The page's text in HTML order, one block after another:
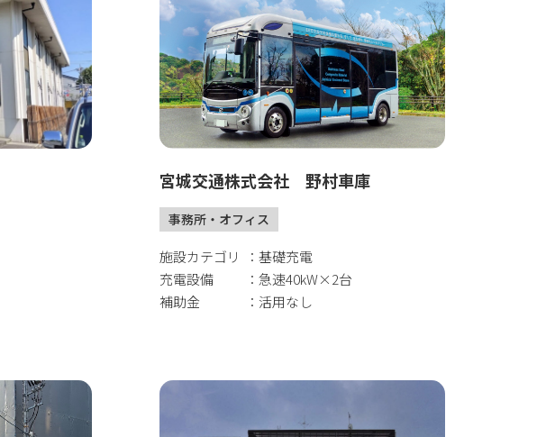
宮城交通株式会社 野村車庫
事務所・オフィス
施設カテゴリ
基礎充電
充電設備
急速40kW×2台
補助金
活用なし